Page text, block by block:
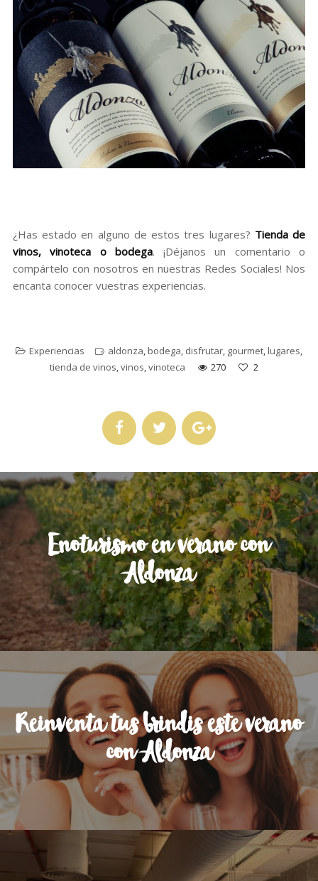
¿Has estado en alguno de estos tres lugares? Tienda de
vinos, vinoteca o bodega. ¡Déjanos un comentario o
compártelo con nosotros en nuestras Redes Sociales! Nos
encanta conocer vuestras experiencias.
Experiencias aldonza,bodega, disfrutar, gourmet,lugares,
tienda de vinos,vinos,vinoteca 270 2
Enoturismo en verano con
Aldonza
Reinventa tus brindis este verano
con Aldonza